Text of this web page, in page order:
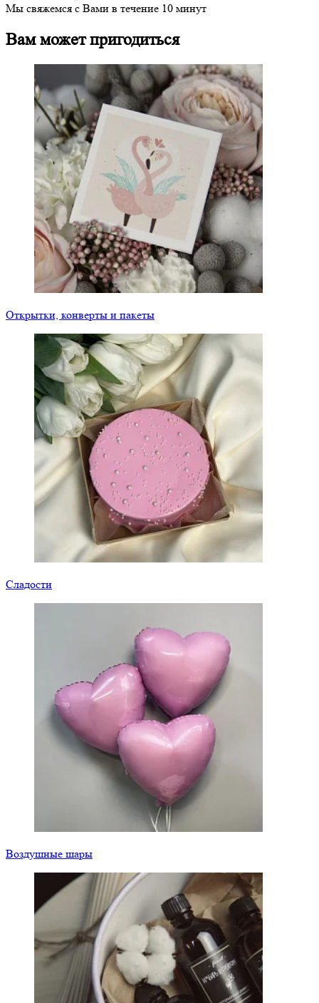
Мы свяжемся с Вами в течение 10 минут
Вам может пригодиться
Открытки, конверты и пакеты
Сладости
Воздушные шары